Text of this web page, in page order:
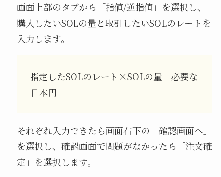
画面上部のタブから「指値/逆指値」を選択し、
購入したいSOLの量と取引したいSOLのレートを
入力します。
指定したSOLのレート×SOLの量＝必要な
日本円
それぞれ入力できたら画面右下の「確認画面へ」
を選択し、確認画面で問題がなかったら「注文確
定」を選択します。